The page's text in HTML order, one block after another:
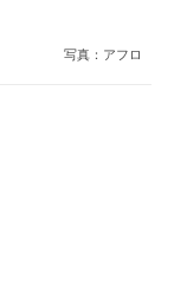
写真：アフロ